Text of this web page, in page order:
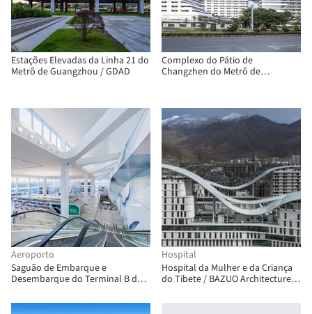
Estações Elevadas da Linha 21 do
Metrô de Guangzhou / GDAD
Complexo do Pátio de
Changzhen do Metrô de
Aeroporto
Saguão de Embarque e
Desembarque do Terminal B de
Hospital
Hospital da Mulher e da Criança
do Tibete / BAZUO Architecture